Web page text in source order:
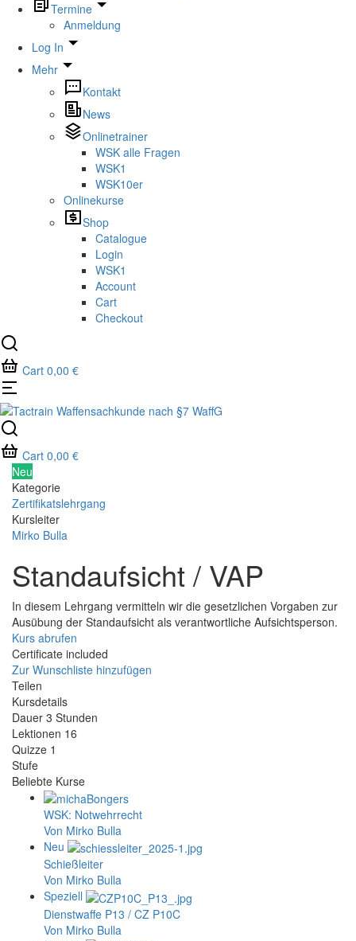
Termine
Anmeldung
Log In
Mehr
Kontakt
News
Onlinetrainer
WSK alle Fragen
WSK1
WSK10er
Onlinekurse
Shop
Catalogue
Login
WSK1
Account
Cart
Checkout
Cart 0,00 €
Cart 0,00 €
Neu
Kategorie
Zertifikatslehrgang
Kursleiter
Mirko Bulla
Standaufsicht / VAP
In diesem Lehrgang vermitteln wir die gesetzlichen Vorgaben zur
Ausübung der Standaufsicht als verantwortliche Aufsichtsperson.
Kurs abrufen
Certificate included
Zur Wunschliste hinzufügen
Teilen
Kursdetails
Dauer 3 Stunden
Lektionen 16
Quizze 1
Stufe
Beliebte Kurse
WSK: Notwehrrecht
Von Mirko Bulla
Neu
Schießleiter
Von Mirko Bulla
Speziell
Dienstwaffe P13 / CZ P10C
Von Mirko Bulla